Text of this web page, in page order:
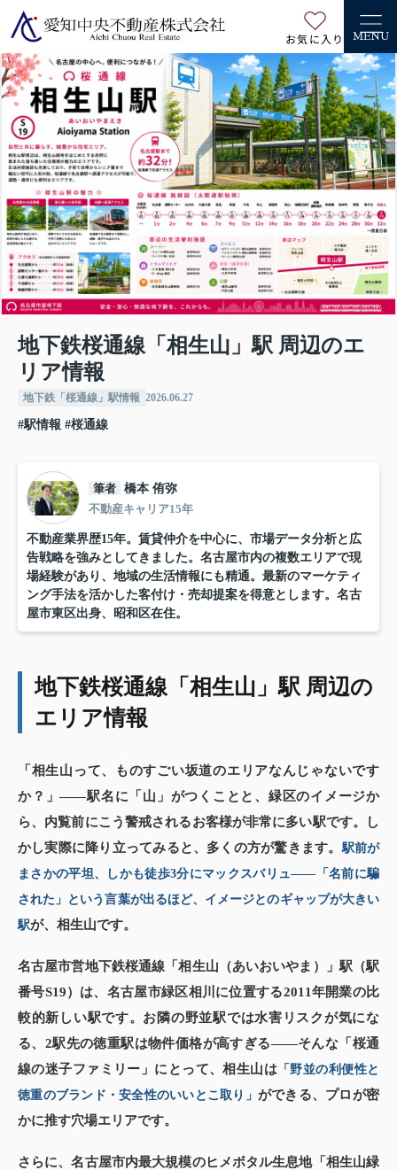
お気に入り MENU
地下鉄桜通線「相生山」駅 周辺のエ
リア情報
地下鉄「桜通線」駅情報 2026.06.27
#駅情報 #桜通線
筆者 橋本 侑弥
不動産キャリア15年
不動産業界歴15年。賃貸仲介を中心に、市場データ分析と広
告戦略を強みとしてきました。名古屋市内の複数エリアで現
場経験があり、地域の生活情報にも精通。最新のマーケティ
ング手法を活かした客付け・売却提案を得意とします。名古
屋市東区出身、昭和区在住。
地下鉄桜通線「相生山」駅 周辺の
エリア情報
「相生山って、ものすごい坂道のエリアなんじゃないです
か？」——駅名に「山」がつくことと、緑区のイメージか
ら、内覧前にこう警戒されるお客様が非常に多い駅です。し
かし実際に降り立ってみると、多くの方が驚きます。駅前が
まさかの平坦、しかも徒歩3分にマックスバリュ——「名前に騙
された」という言葉が出るほど、イメージとのギャップが大きい
駅が、相生山です。
名古屋市営地下鉄桜通線「相生山（あいおいやま）」駅（駅
番号S19）は、名古屋市緑区相川に位置する2011年開業の比
較的新しい駅です。お隣の野並駅では水害リスクが気にな
る、2駅先の徳重駅は物件価格が高すぎる——そんな「桜通
線の迷子ファミリー」にとって、相生山は 「野並の利便性と
徳重のブランド・安全性のいいとこ取り」 ができる、プロが密
かに推す穴場エリアです。
さらに、名古屋市内最大規模のヒメボタル生息地「相生山緑